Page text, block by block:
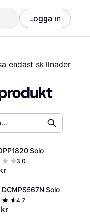
Logga in
endast skillnader
Solo
3,0
Solo
4,7